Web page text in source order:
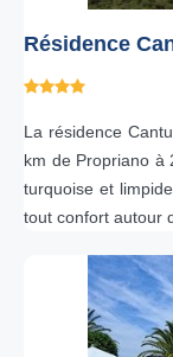
Résidence
La résidence
km de Propriano à
turquoise et
tout confort autour